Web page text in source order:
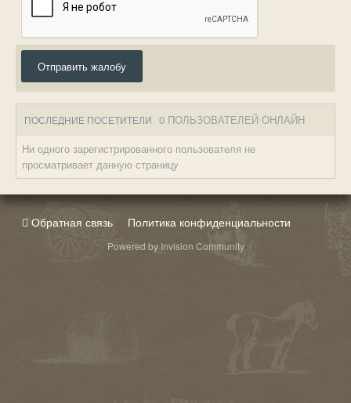
Отправить жалобу
ПОСЛЕДНИЕ ПОСЕТИТЕЛИ 0 ПОЛЬЗОВАТЕЛЕЙ ОНЛАЙН
Ни одного зарегистрированного пользователя не
просматривает данную страницу
Обратная связь Политика конфиденциальности
Powered by Invision Community